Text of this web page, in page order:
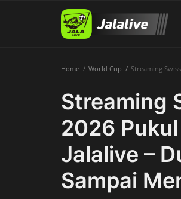
Home World Cup Streaming
Streaming
2026
Jalalive –
Sampai